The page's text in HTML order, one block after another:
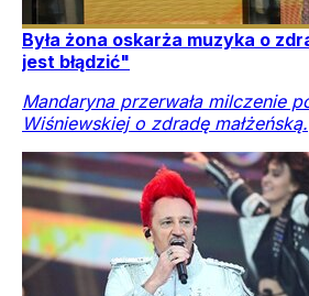
Była żona oskarża muzyka o
jest błądzić"
Mandaryna przerwała milczenie
Wiśniewskiej o zdradę małżeńską.